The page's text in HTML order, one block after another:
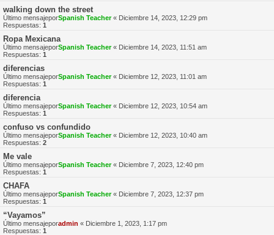
walking down the street
Último mensajeporSpanish Teacher« Diciembre 14, 2023, 12:29 pm
Respuestas: 1
Ropa Mexicana
Último mensajeporSpanish Teacher« Diciembre 14, 2023, 11:51 am
Respuestas: 1
diferencias
Último mensajeporSpanish Teacher« Diciembre 12, 2023, 11:01 am
Respuestas: 1
diferencia
Último mensajeporSpanish Teacher« Diciembre 12, 2023, 10:54 am
Respuestas: 1
confuso vs confundido
Último mensajeporSpanish Teacher« Diciembre 12, 2023, 10:40 am
Respuestas: 2
Me vale
Último mensajeporSpanish Teacher« Diciembre 7, 2023, 12:40 pm
Respuestas: 1
CHAFA
Último mensajeporSpanish Teacher« Diciembre 7, 2023, 12:37 pm
Respuestas: 1
“Vayamos”
Último mensajeporadmin « Diciembre 1, 2023, 1:17 pm
Respuestas: 1